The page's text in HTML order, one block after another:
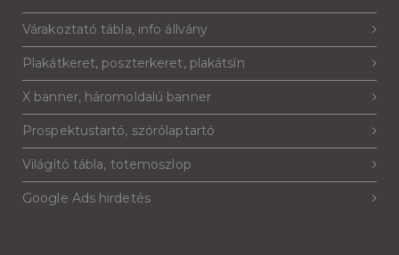
Várakoztató tábla, info állvány
Plakátkeret, poszterkeret, plakátsín
X banner, háromoldalú banner
Prospektustartó, szórólaptartó
Világító tábla, totemoszlop
Google Ads hirdetés